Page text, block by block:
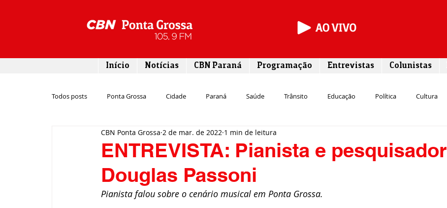
Início Notícias CBN Paraná Programação Entrevistas Colunistas
Todos posts Ponta Grossa Cidade Paraná Saúde Trânsito Educação Política Cultura
Emprego Campos Gerais Segurança Entrevista
Rodovias Agronegócio Meio ambiente
ENTREVISTA: Pianista e pesquisador
Douglas Passoni
CBN Ponta Grossa 2 de mar. de 2022 1 min de leitura
Pianista falou sobre o cenário musical em Ponta Grossa.